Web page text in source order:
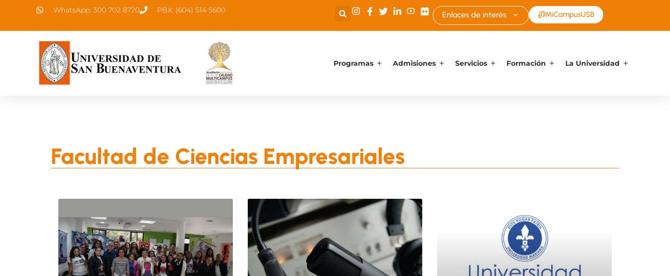
WhatsApp: 300 702 8720 PBX: (604) 514 5600 Enlaces de interés MiCampusUSB
Programas Admisiones Servicios Formación La Universidad
Facultad de Ciencias Empresariales